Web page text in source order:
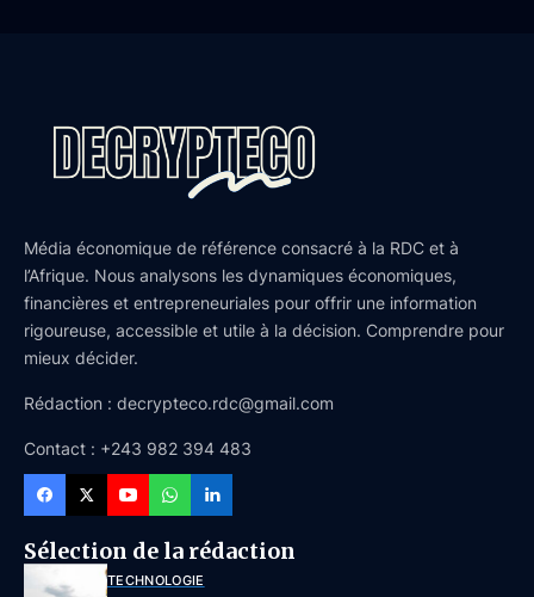
Média économique de référence consacré à la RDC et à
l’Afrique. Nous analysons les dynamiques économiques,
financières et entrepreneuriales pour offrir une information
rigoureuse, accessible et utile à la décision. Comprendre pour
mieux décider.
Rédaction : decrypteco.rdc@gmail.com
Contact : +243 982 394 483
Sélection de la rédaction
TECHNOLOGIE